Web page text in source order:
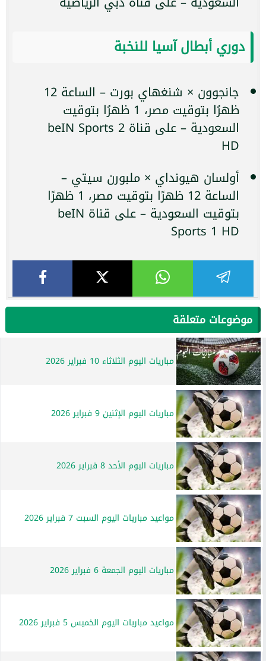
دوري أبطال آسيا للنخبة
جانجوون × شنغهاي بورت – الساعة 12
ظهرًا بتوقيت مصر، 1 ظهرًا بتوقيت
السعودية – على قناة beIN Sports 2
HD
أولسان هيونداي × ملبورن سيتي –
الساعة 12 ظهرًا بتوقيت مصر، 1 ظهرًا
بتوقيت السعودية – على قناة beIN
Sports 1 HD
موضوعات متعلقة
مباريات اليوم الثلاثاء 10 فبراير 2026
مباريات اليوم الإثنين 9 فبراير 2026
مباريات اليوم الأحد 8 فبراير 2026
مواعيد مباريات اليوم السبت 7 فبراير 2026
مباريات اليوم الجمعة 6 فبراير 2026
مواعيد مباريات اليوم الخميس 5 فبراير 2026